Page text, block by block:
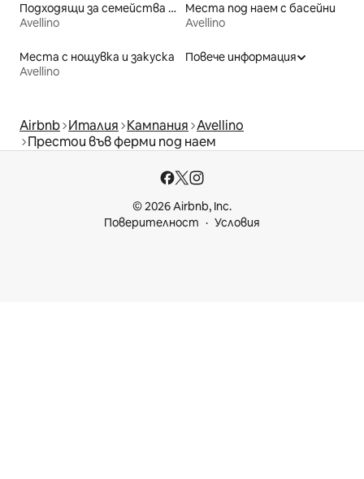
Подходящи за семейства места под наем
Avellino
Места под наем с басейни
Avellino
Места с нощувка и закуска
Avellino
Повече информация
Airbnb Италия Кампания Avellino
Престои във ферми под наем
© 2026 Airbnb, Inc.
Поверителност
Условия